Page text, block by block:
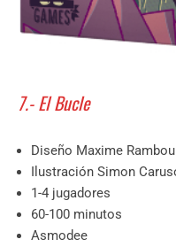
7.- El Bucle
Diseño Maxime
Ilustración Simon
1-4 jugadores
60-100 minutos
Asmodee